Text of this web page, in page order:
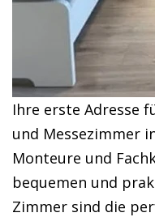
Ihre erste Adresse
und Messezimmer
Monteure und
bequemen und
Zimmer sind die